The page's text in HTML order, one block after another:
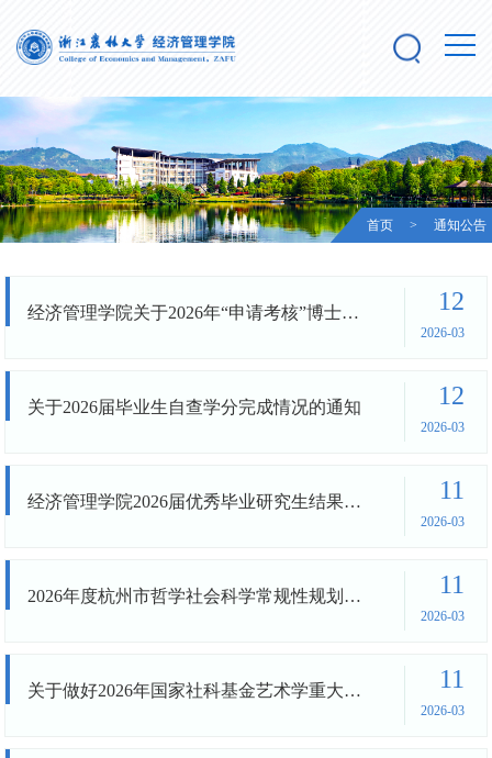
首页 > 通知公告
经济管理学院关于2026年“申请考核”博士研究生复试的通知 12
2026-03
关于2026届毕业生自查学分完成情况的通知 12
2026-03
经济管理学院2026届优秀毕业研究生结果公示 11
2026-03
2026年度杭州市哲学社会科学常规性规划课题申报的通知 11
2026-03
关于做好2026年国家社科基金艺术学重大项目招标工作的通知 11
2026-03